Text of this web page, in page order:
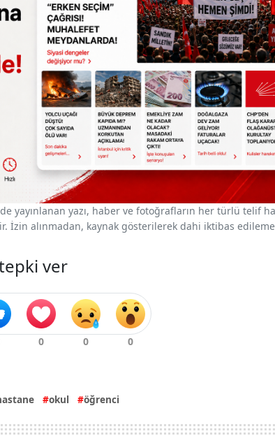
yayınlanan yazı, haber ve fotoğrafların her türlü telif
İzin alınmadan, kaynak gösterilerek dahi iktibas
ver
okul öğrenci